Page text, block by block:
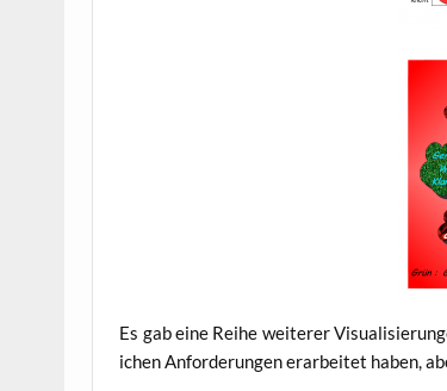
Es gab eine Rei­he wei­te­rer
i­chen Anfor­de­run­gen erar­bei­tet haben,